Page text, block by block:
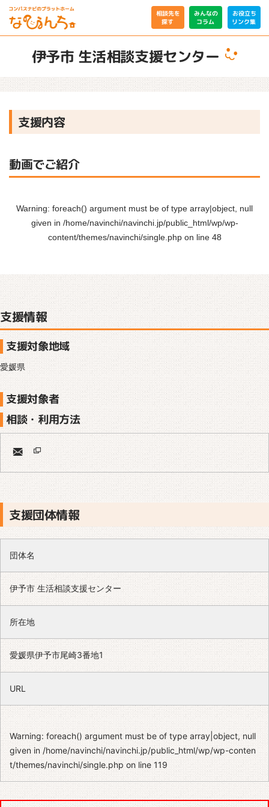
相談先を
探す
みんなの
コラム
お役立ち
リンク集
伊予市 生活相談支援センター
支援内容
動画でご紹介
Warning: foreach() argument must be of type array|object, null
given in /home/navinchi/navinchi.jp/public_html/wp/wp-
content/themes/navinchi/single.phpon line 48
支援情報
支援対象地域
愛媛県
支援対象者
相談・利用方法
支援団体情報
団体名
伊予市 生活相談支援センター
所在地
愛媛県伊予市尾崎3番地1
URL
Warning: foreach() argument must be of type array|object, null
given in/home/navinchi/navinchi.jp/public_html/wp/wp-conten
t/themes/navinchi/single.php on line119